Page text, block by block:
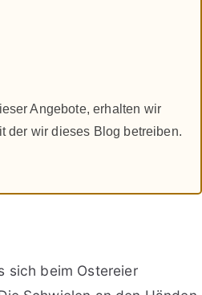
Angebote, erhalten wir
der wir dieses Blog betreiben.
sich beim Ostereier